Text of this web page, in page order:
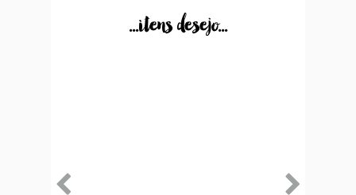
...itens desejo...